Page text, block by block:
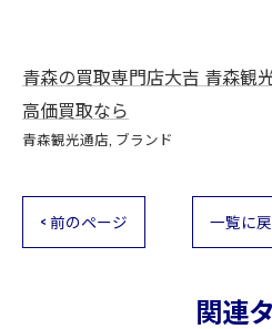
青森の買取専門店大吉 青森観
高価買取なら
青森観光通店 ブランド
< 前のページ 一覧に
関連